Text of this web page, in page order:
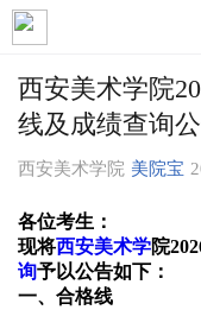
西安美术学院
线及成绩查询
西安美术学院 美院宝
各位考生：
现将西安美术学院20
询予以公告如下：
一、合格线